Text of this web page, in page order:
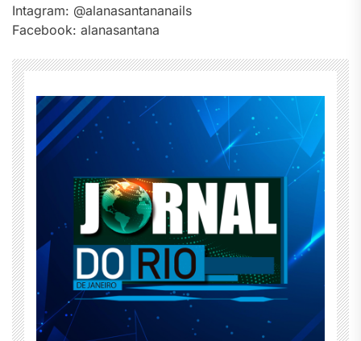
Intagram: @alanasantananails
Facebook: alanasantana